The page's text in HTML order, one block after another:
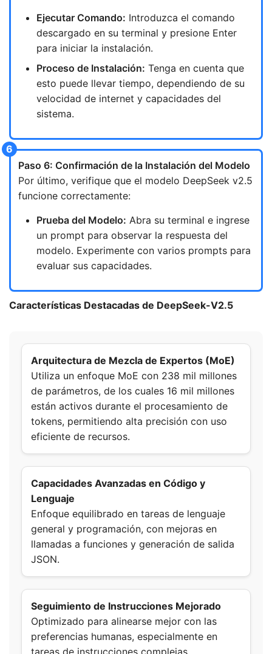
Ejecutar Comando: Introduzca el comando
descargado en su terminal y presione Enter
para iniciar la instalación.
Proceso de Instalación: Tenga en cuenta que
esto puede llevar tiempo, dependiendo de su
velocidad de internet y capacidades del
sistema.
Paso 6: Confirmación de la Instalación del Modelo
Por último, verifique que el modelo DeepSeek v2.5
funcione correctamente:
Prueba del Modelo: Abra su terminal e ingrese
un prompt para observar la respuesta del
modelo. Experimente con varios prompts para
evaluar sus capacidades.
Características Destacadas de DeepSeek-V2.5
Arquitectura de Mezcla de Expertos (MoE)
Utiliza un enfoque MoE con 238 mil millones
de parámetros, de los cuales 16 mil millones
están activos durante el procesamiento de
tokens, permitiendo alta precisión con uso
eficiente de recursos.
Capacidades Avanzadas en Código y
Lenguaje
Enfoque equilibrado en tareas de lenguaje
general y programación, con mejoras en
llamadas a funciones y generación de salida
JSON.
Seguimiento de Instrucciones Mejorado
Optimizado para alinearse mejor con las
preferencias humanas, especialmente en
tareas de instrucciones complejas.